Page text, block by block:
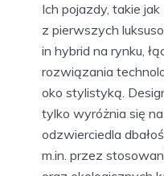
Ich pojazdy, takie jak
z pierwszych
in hybrid na rynku,
rozwiązania
oko stylistyką.
tylko wyróżnia się
odzwierciedla
m.in. przez